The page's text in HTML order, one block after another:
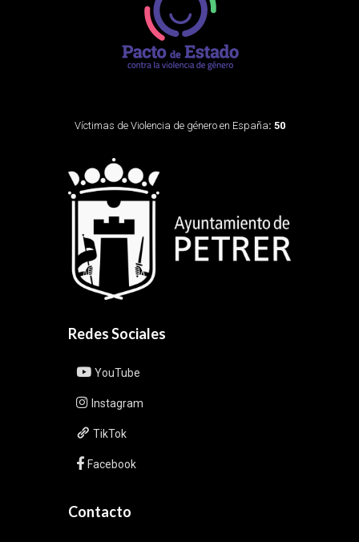
Víctimas de Violencia de género en España: 50
Redes Sociales
YouTube
Instagram
TikTok
Facebook
Contacto